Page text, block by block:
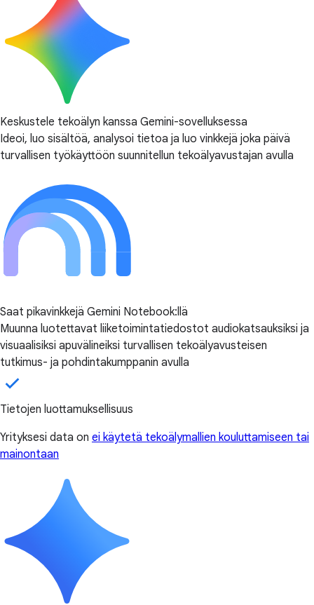
Keskustele tekoälyn kanssa Gemini-sovelluksessa
Ideoi, luo sisältöä, analysoi tietoa ja luo vinkkejä joka päivä
turvallisen työkäyttöön suunnitellun tekoälyavustajan avulla
Saat pikavinkkejä Gemini Notebook:llä
Muunna luotettavat liiketoimintatiedostot audiokatsauksiksi ja
visuaalisiksi apuvälineiksi turvallisen tekoälyavusteisen
tutkimus- ja pohdintakumppanin avulla
Tietojen luottamuksellisuus
Yrityksesi data on ei käytetä tekoälymallien kouluttamiseen tai
mainontaan